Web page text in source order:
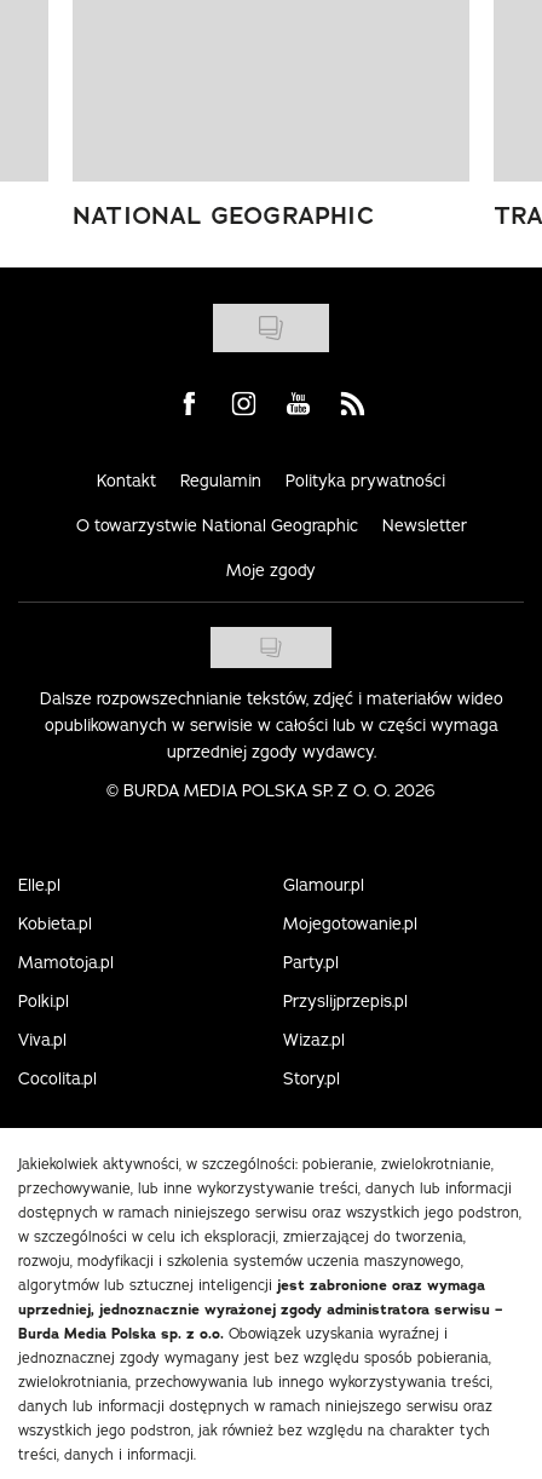
NATIONAL GEOGRAPHIC
Visit us on Facebook
Visit us on Instagram
Visit us on Youtube
Visit us on Rss
Kontakt Regulamin Polityka prywatności
O towarzystwie National Geographic Newsletter
Moje zgody
Dalsze rozpowszechnianie tekstów, zdjęć i materiałów wideo
opublikowanych w serwisie w całości lub w części wymaga
uprzedniej zgody wydawcy.
© BURDA MEDIA POLSKA SP. Z O. O. 2026
Elle.pl
Glamour.pl
Kobieta.pl
Mojegotowanie.pl
Mamotoja.pl
Party.pl
Polki.pl
Przyslijprzepis.pl
Viva.pl
Wizaz.pl
Cocolita.pl
Story.pl
Jakiekolwiek aktywności, w szczególności: pobieranie, zwielokrotnianie,
przechowywanie, lub inne wykorzystywanie treści, danych lub informacji
dostępnych w ramach niniejszego serwisu oraz wszystkich jego podstron,
w szczególności w celu ich eksploracji, zmierzającej do tworzenia,
rozwoju, modyfikacji i szkolenia systemów uczenia maszynowego,
algorytmów lub sztucznej inteligencji jest zabronione oraz wymaga
uprzedniej, jednoznacznie wyrażonej zgody administratora serwisu –
Burda Media Polska sp. z o.o. Obowiązek uzyskania wyraźnej i
jednoznacznej zgody wymagany jest bez względu sposób pobierania,
zwielokrotniania, przechowywania lub innego wykorzystywania treści,
danych lub informacji dostępnych w ramach niniejszego serwisu oraz
wszystkich jego podstron, jak również bez względu na charakter tych
treści, danych i informacji.